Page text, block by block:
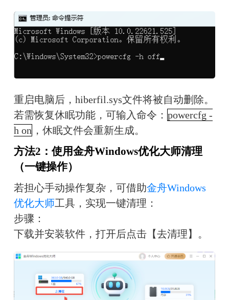
重启电脑后，hiberfil.sys文件将被自动删除。
若需恢复休眠功能，可输入命令： powercfg -
h on ，休眠文件会重新生成。
方法2：使用金舟Windows优化大师清理
（一键操作）
若担心手动操作复杂，可借助金舟Windows
优化大师工具，实现一键清理：
步骤：
下载并安装软件，打开后点击【去清理】。